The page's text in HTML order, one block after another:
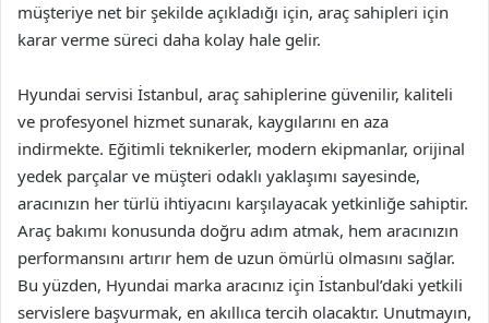
müşteriye net bir şekilde açıkladığı için, araç sahipleri için
karar verme süreci daha kolay hale gelir.
Hyundai servisi İstanbul, araç sahiplerine güvenilir, kaliteli
ve profesyonel hizmet sunarak, kaygılarını en aza
indirmekte. Eğitimli teknikerler, modern ekipmanlar, orijinal
yedek parçalar ve müşteri odaklı yaklaşımı sayesinde,
aracınızın her türlü ihtiyacını karşılayacak yetkinliğe sahiptir.
Araç bakımı konusunda doğru adım atmak, hem aracınızın
performansını artırır hem de uzun ömürlü olmasını sağlar.
Bu yüzden, Hyundai marka aracınız için İstanbul’daki yetkili
servislere başvurmak, en akıllıca tercih olacaktır. Unutmayın,